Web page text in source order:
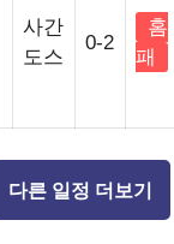
사간
도스
0-2
홈
패
다른 일정 더보기